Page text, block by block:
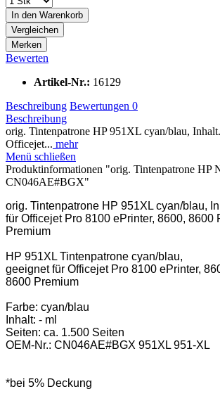
In den Warenkorb
Vergleichen
Merken
Bewerten
Artikel-Nr.: 16129
Beschreibung Bewertungen 0
Beschreibung
orig. Tintenpatrone HP 951XL cyan/blau,
Officejet... mehr
Menü schließen
Produktinformationen "orig. Tintenpatrone HP
CN046AE#BGX"
orig. Tintenpatrone HP 951XL cyan/blau,
für Officejet Pro 8100 ePrinter, 8600, 8600
Premium
HP 951XL Tintenpatrone cyan/blau,
geeignet für Officejet Pro 8100 ePrinter,
8600 Premium
Farbe: cyan/blau
Inhalt: - ml
Seiten: ca. 1.500 Seiten
OEM-Nr.: CN046AE#BGX 951XL 951-XL
*bei 5% Deckung